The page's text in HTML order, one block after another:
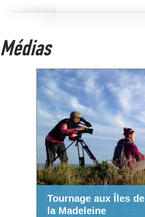
Médias
Tournage aux Îles de
la Madeleine